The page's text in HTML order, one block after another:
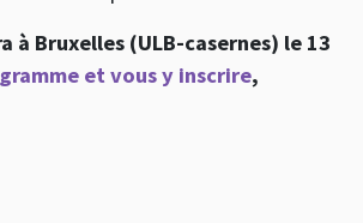
à Bruxelles (ULB-casernes) le 13
et vous y inscrire,